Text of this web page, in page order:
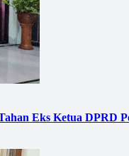
Eks Ketua DPRD